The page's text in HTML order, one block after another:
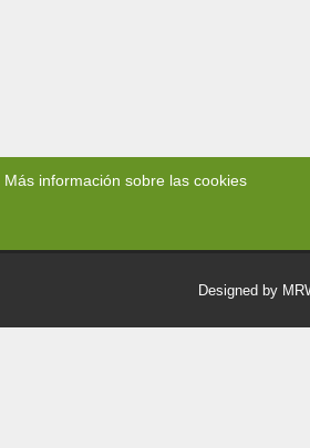
Más información sobre las cookies
Designed by